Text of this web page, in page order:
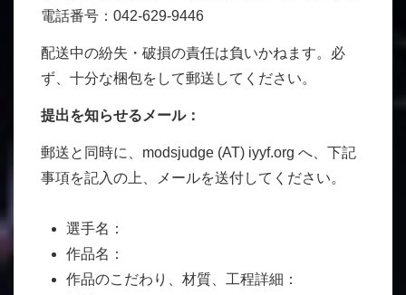
電話番号：042-629-9446
配送中の紛失・破損の責任は負いかねます。必
ず、十分な梱包をして郵送してください。
提出を知らせるメール：
郵送と同時に、modsjudge (AT) iyyf.org へ、下記
事項を記入の上、メールを送付してください。
選手名：
作品名：
作品のこだわり、材質、工程詳細：